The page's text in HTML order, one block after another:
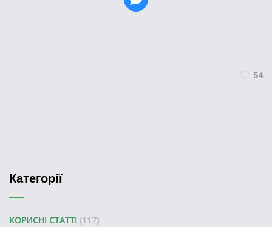
54
Категорії
КОРИСНІ СТАТТІ (117)